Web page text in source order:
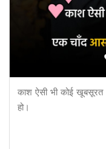
काश ऐसी भी कोई
हो।